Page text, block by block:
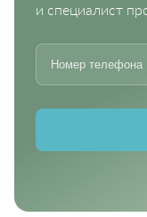
и специалист